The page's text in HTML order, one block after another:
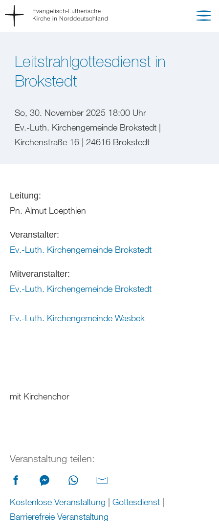
Leitstrahlgottesdienst in
Brokstedt
So, 30. November 2025 18:00 Uhr
Ev.-Luth. Kirchengemeinde Brokstedt |
Kirchenstraße 16 | 24616 Brokstedt
Leitung:
Pn. Almut Loepthien
Veranstalter:
Ev.-Luth. Kirchengemeinde Brokstedt
Mitveranstalter:
Ev.-Luth. Kirchengemeinde Brokstedt
Ev.-Luth. Kirchengemeinde Wasbek
mit Kirchenchor
Veranstaltung teilen:
Kostenlose Veranstaltung | Gottesdienst |
Barrierefreie Veranstaltung